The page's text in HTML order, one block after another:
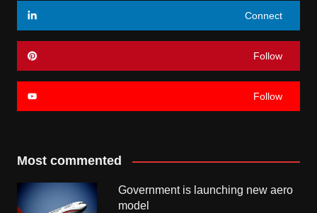
Connect
Follow
Follow
Most commented
Government is launching new aero
model